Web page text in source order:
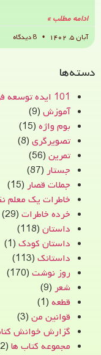
ادامه مطلب »
آبان ۵, ۱۴۰۲
دسته‌ها
101 ایده توسعه فردی
آموزش (9)
بوم واژه (15)
تصویرگری (8)
تمرین (56)
جستار (87)
جملات قصار (15)
خاطرات یک معلم
خرده خاطرات (29)
داستان (118)
داستان کودک (1)
داستانک (113)
روز نوشت (170)
شعر (9)
قطعه (1)
قوانین من (3)
گزارش خوانش
مجموعه کتاب ها (2)